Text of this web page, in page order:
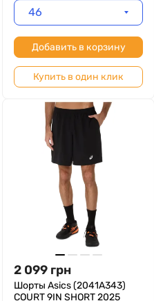
46
Добавить в корзину
Купить в один клик
2 099 грн
Шорты Asics (2041A343)
COURT 9IN SHORT 2025